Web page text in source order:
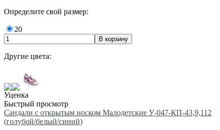
Определите свой размер:
20
Другие цвета:
Уценка
Быстрый просмотр
Сандали с открытым носком Малодетские У-047-КП-43,9,112
(голубой/белый/синий)